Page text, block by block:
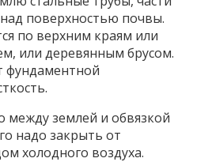
поверхностью почвы.
по верхним краям или
или деревянным брусом.
фундаментной
между землей и обвязкой
надо закрыть от
холодного воздуха.